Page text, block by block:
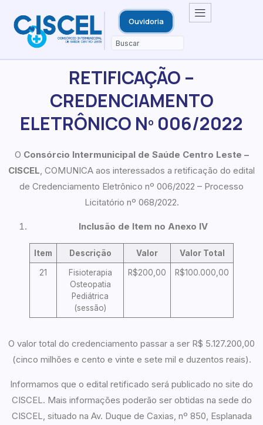
Ouvidoria
RETIFICAÇÃO –
CREDENCIAMENTO
ELETRÔNICO Nº 006/2022
O Consórcio Intermunicipal de Saúde Centro Leste –
CISCEL, COMUNICA aos interessados a retificação do edital
de Credenciamento Eletrônico nº 006/2022 – Processo
Licitatório nº 068/2022.
Inclusão de Item no Anexo IV
Item Descrição Valor Valor Total
21
Fisioterapia
Osteopatia
Pediátrica
(sessão)
R$200,00 R$100.000,00
O valor total do credenciamento passar a ser R$ 5.127.200,00
(cinco milhões e cento e vinte e sete mil e duzentos reais).
Informamos que o edital retificado será publicado no site do
CISCEL. Mais informações poderão ser obtidas na sede do
CISCEL, situado na Av. Duque de Caxias, nº 850, Esplanada